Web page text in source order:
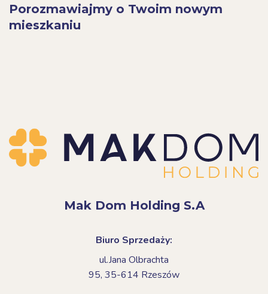
Porozmawiajmy o Twoim nowym
mieszkaniu
Mak Dom Holding S.A
Biuro Sprzedaży:
ul.Jana Olbrachta
95, 35-614 Rzeszów